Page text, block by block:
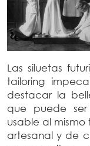
Las siluetas
tailoring
destacar la
que puede
usable al
artesanal y de